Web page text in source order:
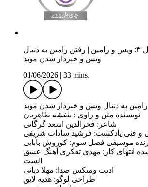
قسمت۱۴۹- فصل ۳: ویس و رامین | رفتن رامین به دنبال
ویس و خبردار شدن موبد
01/06/2026
33 mins.
به دنبال ویس و خبردار شدن موبد
نویسنده متن و راوی : بنفشه طاهریان
شاعر: فخرالدین اسعد گرگانی
و فنی پادکست: فرشید سادات شریفی
موسیقی فصل سوم: کوروش بابایی
انتهای کار: مهدی تفکری آهنگ عشق
الست
ادیت ومیکس صدا: مهلا دیانی
طراحی لوگو: هدیه لایق